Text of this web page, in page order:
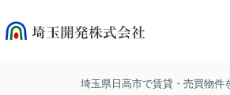
埼玉県日高市で賃貸・売買物件